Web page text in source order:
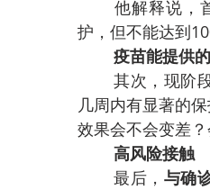
他解释说，
护，但不能达到
疫苗能提供
其次，现阶
几周内有显著的
效果会不会变差
高风险接触
最后， 与确